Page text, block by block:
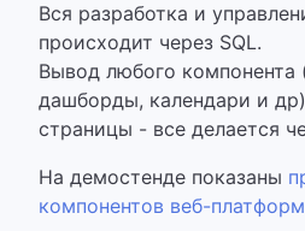
Вся разработка и
происходит через SQL.
Вывод любого
дашборды, календари и
страницы - все делается
На демостенде показаны
компонентов веб-